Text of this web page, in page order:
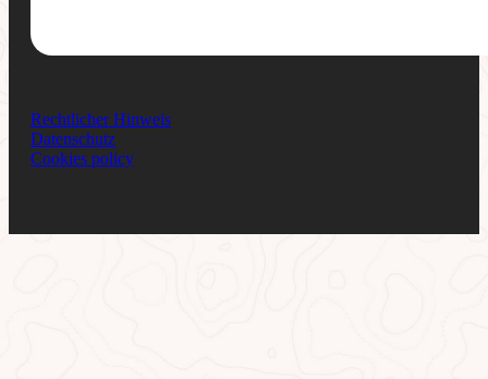
Rechtlicher Hinweis
Datenschutz
Cookies policy